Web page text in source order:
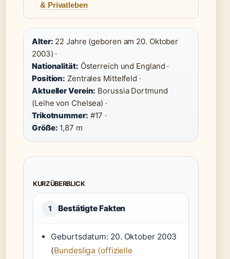
& Privatleben
Alter: 22 Jahre (geboren am 20. Oktober
2003) ·
Nationalität: Österreich und England ·
Position: Zentrales Mittelfeld ·
Aktueller Verein: Borussia Dortmund
(Leihe von Chelsea) ·
Trikotnummer: #17 ·
Größe: 1,87 m
KURZÜBERBLICK
1 Bestätigte Fakten
Geburtsdatum: 20. Oktober 2003
(Bundesliga (offizielle